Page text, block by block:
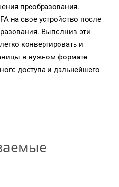
преобразования.
на свое устройство после
Выполнив эти
конвертировать и
в нужном формате
доступа и дальнейшего